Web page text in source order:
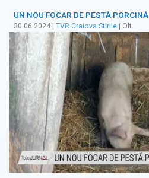
UN NOU FOCAR DE PESTĂ
30.06.2024 | TVR Craiova Stirile | Olt